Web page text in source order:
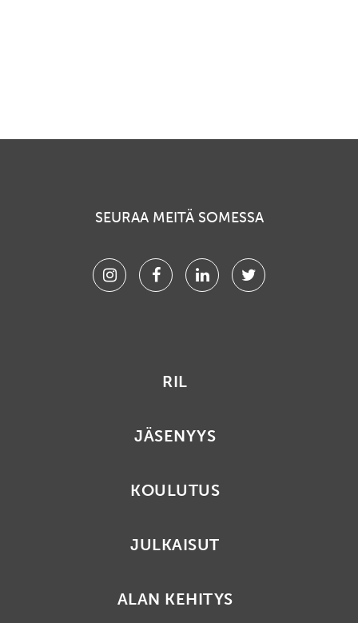
SEURAA MEITÄ SOMESSA
InstagramFacebookLinkedinTwitter
RIL
JÄSENYYS
KOULUTUS
JULKAISUT
ALAN KEHITYS